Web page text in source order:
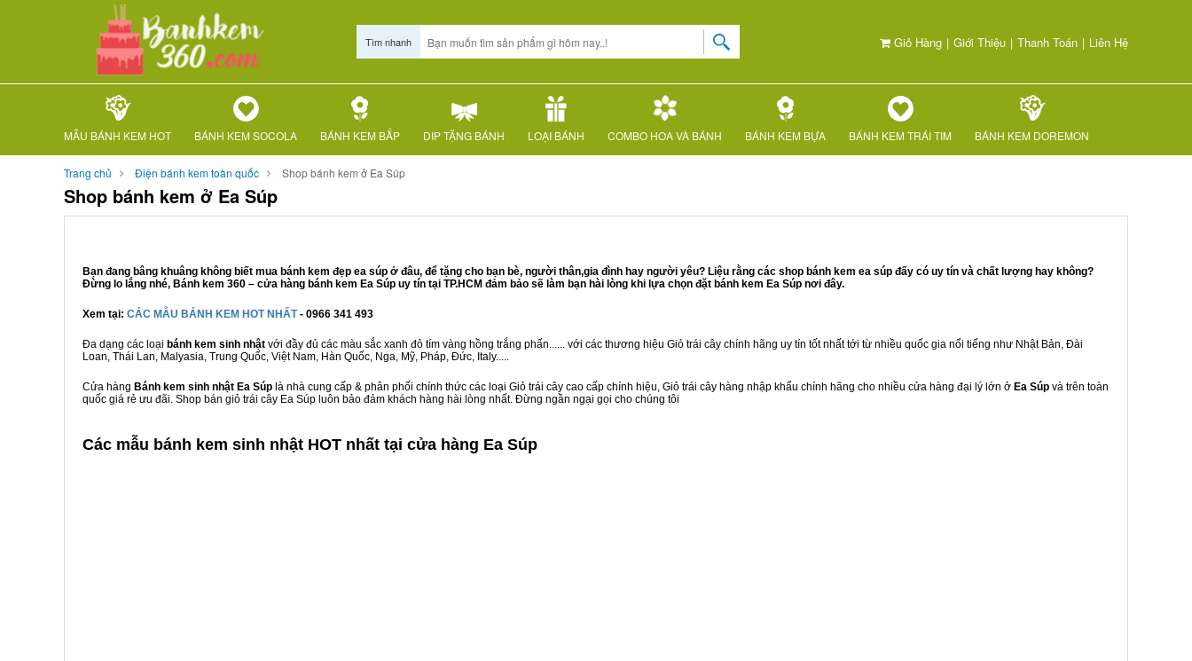
Giỏ Hàng | Giới Thiệu | Thanh Toán | Liên Hệ
Tìm nhanh
MẪU BÁNH KEM HOT BÁNH KEM SOCOLA BÁNH KEM BẮP DIP TẶNG BÁNH LOẠI BÁNH COMBO HOA VÀ BÁNH BÁNH KEM BỰA BÁNH KEM TRÁI TIM BÁNH KEM DOREMON
Trang chủ Điện bánh kem toàn quốc Shop bánh kem ở Ea Súp
Shop bánh kem ở Ea Súp
Bạn đang bâng khuâng không biết mua bánh kem đẹp ea súp ở đâu, để tặng cho bạn bè, người thân,gia đình hay người yêu? Liệu rằng các shop bánh kem ea súp đấy có uy tín và chất lượng hay không?
Đừng lo lắng nhé, Bánh kem 360 – cửa hàng bánh kem Ea Súp uy tín tại TP.HCM đảm bảo sẽ làm bạn hài lòng khi lựa chọn đặt bánh kem Ea Súp nơi đây.
Xem tại: CÁC MẪU BÁNH KEM HOT NHẤT- 0966 341 493
Đa dạng các loại bánh kem sinh nhật với đầy đủ các màu sắc xanh đỏ tím vàng hồng trắng phấn...... với các thương hiệu Giỏ trái cây chính hãng uy tín tốt nhất tới từ nhiều quốc gia nổi tiếng như Nhật Bản, Đài
Loan, Thái Lan, Malyasia, Trung Quốc, Việt Nam, Hàn Quốc, Nga, Mỹ, Pháp, Đức, Italy.....
Cửa hàng Bánh kem sinh nhật Ea Súp là nhà cung cấp & phân phối chính thức các loại Giỏ trái cây cao cấp chính hiệu, Giỏ trái cây hàng nhập khẩu chính hãng cho nhiều cửa hàng đại lý lớn ở Ea Súp và trên toàn
quốc giá rẻ ưu đãi. Shop bán giỏ trái cây Ea Súp luôn bảo đảm khách hàng hài lòng nhất. Đừng ngần ngại gọi cho chúng tôi
Các mẫu bánh kem sinh nhật HOT nhất tại cửa hàng Ea Súp